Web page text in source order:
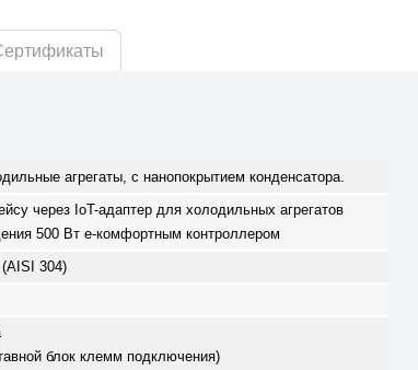
агрегаты, с нанопокрытием конденсатора.
через IoT-адаптер для холодильных агрегатов
500 Вт e-комфортным контроллером
304)
блок клемм подключения)